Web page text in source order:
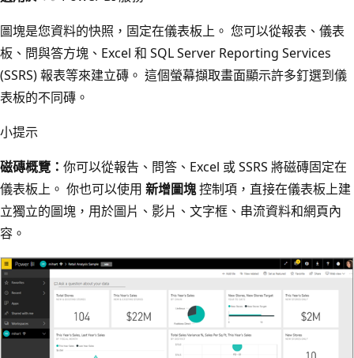
圖塊是您資料的快照，固定在儀表板上。 您可以從報表、儀表
板、問與答方塊、Excel 和 SQL Server Reporting Services
(SSRS) 報表等來建立磚。 這個螢幕擷取畫面顯示許多釘選到儀
表板的不同磚。
小提示
磁磚概覽： 你可以從報告、問答、Excel 或 SSRS 將磁磚固定在
儀表板上。 你也可以使用 新增圖塊控制項，直接在儀表板上建
立獨立的圖塊，用於圖片、影片、文字框、串流資料和網頁內
容。